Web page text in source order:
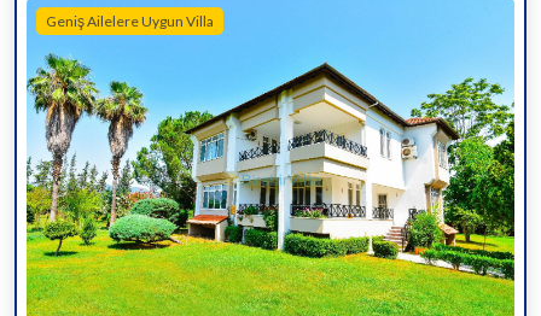
Geniş Ailelere Uygun Villa